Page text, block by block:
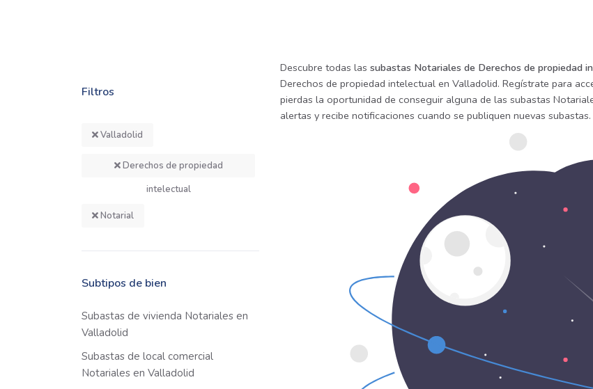
Filtros
Valladolid
Derechos de propiedad
intelectual
Notarial
Subtipos de bien
Subastas de vivienda Notariales en
Valladolid
Subastas de local comercial
Notariales en Valladolid
Descubre todas las subastas Notariales de Derechos de propiedad
Derechos de propiedad intelectual en Valladolid. Regístrate para
pierdas la oportunidad de conseguir alguna de las subastas
alertas y recibe notificaciones cuando se publiquen nuevas subastas.